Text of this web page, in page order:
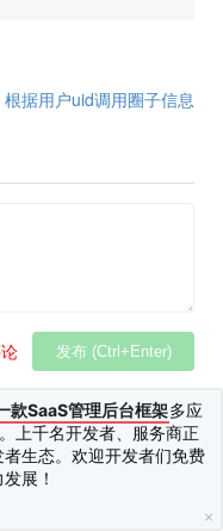
款SaaS管理后台框架多应
上千名开发者、服务商正
生态。欢迎开发者们免费
展！
根据用户uid调用圈子信息
发布 (Ctrl+Enter)